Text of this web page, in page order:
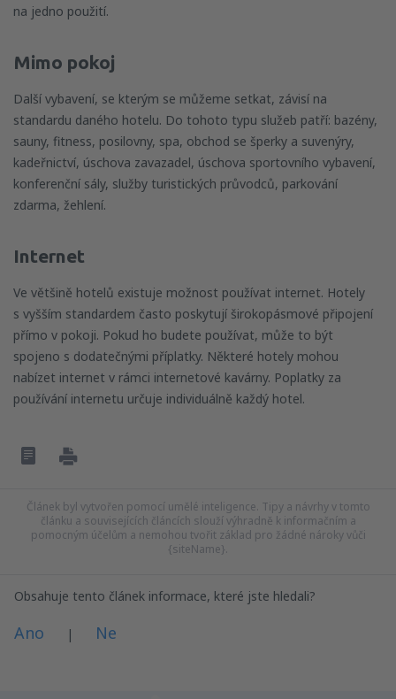
na jedno použití.
Mimo pokoj
Další vybavení, se kterým se můžeme setkat, závisí na
standardu daného hotelu. Do tohoto typu služeb patří: bazény,
sauny, fitness, posilovny, spa, obchod se šperky a suvenýry,
kadeřnictví, úschova zavazadel, úschova sportovního vybavení,
konferenční sály, služby turistických průvodců, parkování
zdarma, žehlení.
Internet
Ve většině hotelů existuje možnost používat internet. Hotely
s vyšším standardem často poskytují širokopásmové připojení
přímo v pokoji. Pokud ho budete používat, může to být
spojeno s dodatečnými příplatky. Některé hotely mohou
nabízet internet v rámci internetové kavárny. Poplatky za
používání internetu určuje individuálně každý hotel.
Článek byl vytvořen pomocí umělé inteligence. Tipy a návrhy v tomto
článku a souvisejících článcích slouží výhradně k informačním a
pomocným účelům a nemohou tvořit základ pro žádné nároky vůči
{siteName}.
Obsahuje tento článek informace, které jste hledali?
Ano | Ne